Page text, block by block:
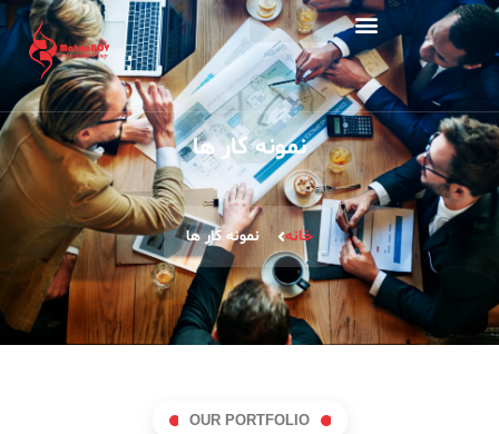
نمونه کار ها
خانه نمونه کار ها
OUR PORTFOLIO